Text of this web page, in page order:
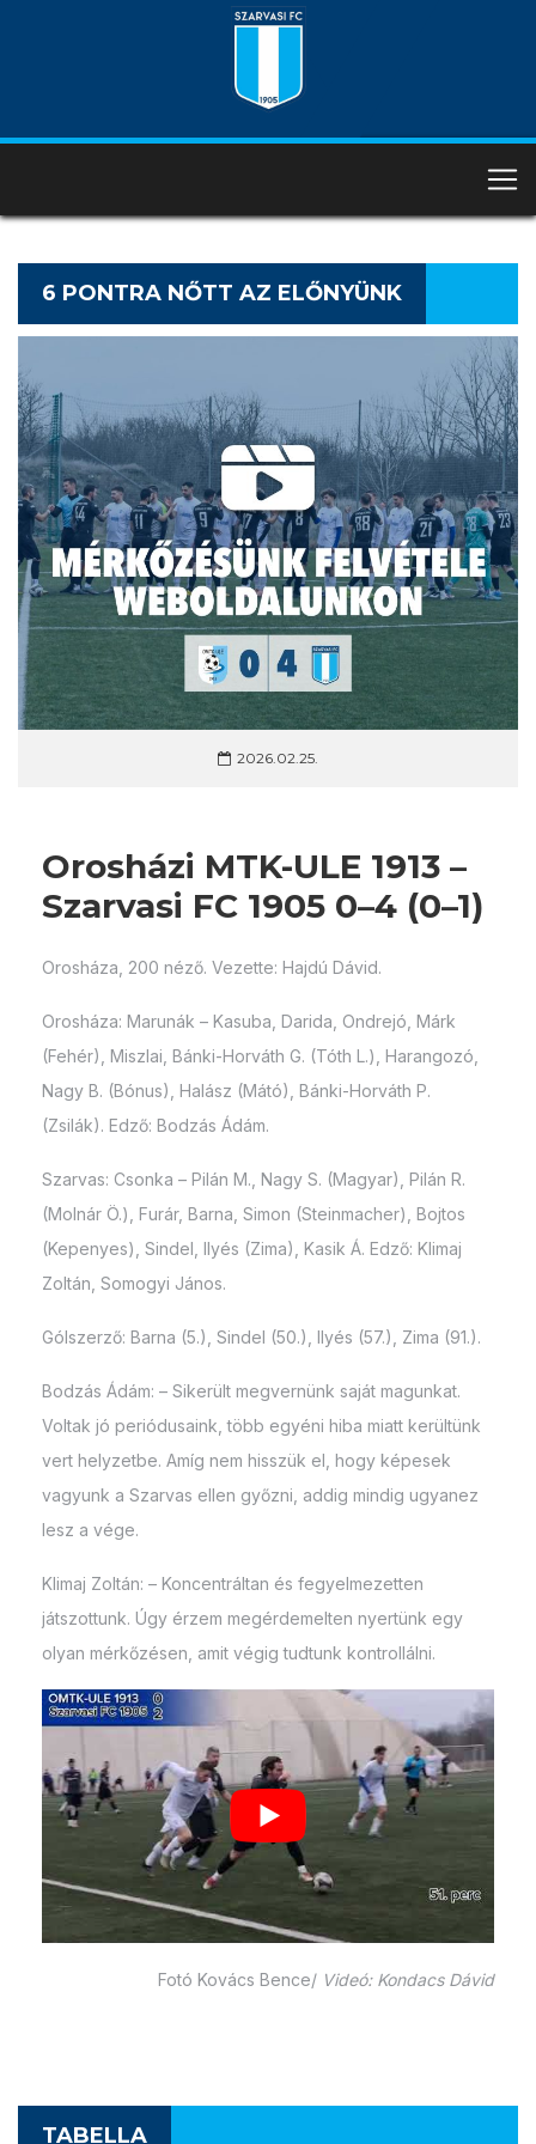
6 PONTRA NŐTT AZ ELŐNYÜNK
2026.02.25.
Orosházi MTK-ULE 1913 –
Szarvasi FC 1905 0–4 (0–1)
Orosháza, 200 néző. Vezette: Hajdú Dávid.
Orosháza: Marunák – Kasuba, Darida, Ondrejó, Márk
(Fehér), Miszlai, Bánki-Horváth G. (Tóth L.), Harangozó,
Nagy B. (Bónus), Halász (Mátó), Bánki-Horváth P.
(Zsilák). Edző: Bodzás Ádám.
Szarvas: Csonka – Pilán M., Nagy S. (Magyar), Pilán R.
(Molnár Ö.), Furár, Barna, Simon (Steinmacher), Bojtos
(Kepenyes), Sindel, Ilyés (Zima), Kasik Á. Edző: Klimaj
Zoltán, Somogyi János.
Gólszerző: Barna (5.), Sindel (50.), Ilyés (57.), Zima (91.).
Bodzás Ádám: – Sikerült megvernünk saját magunkat.
Voltak jó periódusaink, több egyéni hiba miatt kerültünk
vert helyzetbe. Amíg nem hisszük el, hogy képesek
vagyunk a Szarvas ellen győzni, addig mindig ugyanez
lesz a vége.
Klimaj Zoltán: – Koncentráltan és fegyelmezetten
játszottunk. Úgy érzem megérdemelten nyertünk egy
olyan mérkőzésen, amit végig tudtunk kontrollálni.
Fotó Kovács Bence/ Videó: Kondacs Dávid
TABELLA